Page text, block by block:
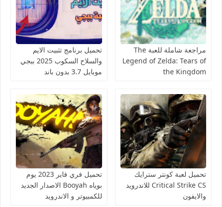
مراجعة شاملة للعبة The
Legend of Zelda: Tears of
the Kingdom
تحميل برنامج تثبيت الايم
والسلاح السكوب 2025 ببجي
موبايل 3.7 بدون باند
تحميل لعبة كونتر سترايك
Critical Strike CS للاندرويد
والايفون
تحميل فري فاير 2023 يوم
بوياه Booyah الاصدار الجديد
للكمبيوتر و الاندرويد